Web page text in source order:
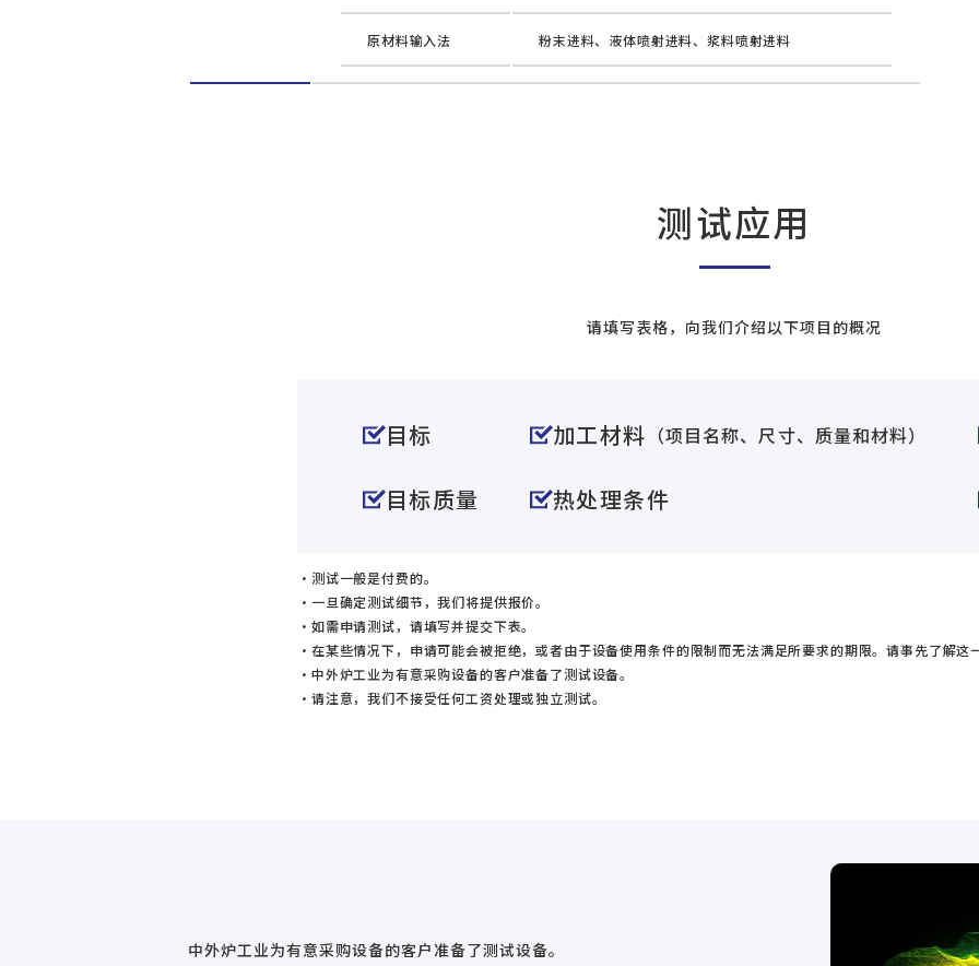
原材料输入法 粉末进料、液体喷射进料、浆料喷射进料
测试应用
请填写表格，向我们介绍以下项目的概况
目标 加工材料 （项目名称、尺寸、质量和材料）
目标质量 热处理条件
测试一般是付费的。
一旦确定测试细节，我们将提供报价。
如需申请测试，请填写并提交下表。
在某些情况下，申请可能会被拒绝，或者由于设备使用条件的限制而无法满足所要求的期限。请事先了解这
中外炉工业为有意采购设备的客户准备了测试设备。
请注意，我们不接受任何工资处理或独立测试。
中外炉工业为有意采购设备的客户准备了测试设备。